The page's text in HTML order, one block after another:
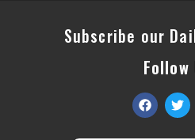
Subscribe our
Follow